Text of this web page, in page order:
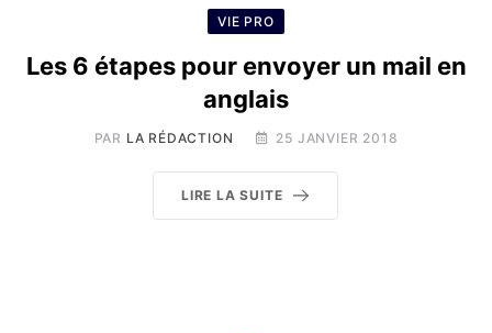
VIE PRO
Les 6 étapes pour envoyer un mail en
anglais
PAR LA RÉDACTION 25 JANVIER 2018
LIRE LA SUITE